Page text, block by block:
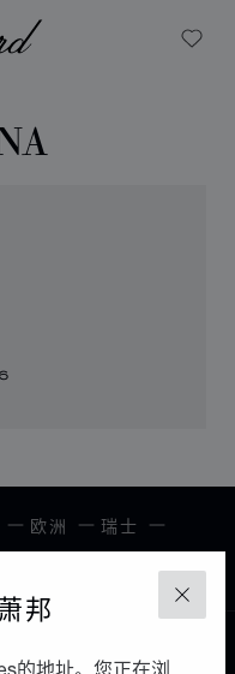
关闭
邦
的地址。您正在浏
My
欧洲
瑞士